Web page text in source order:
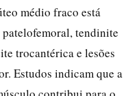
médio fraco está
tendinite
trocantérica e lesões
Estudos indicam que a